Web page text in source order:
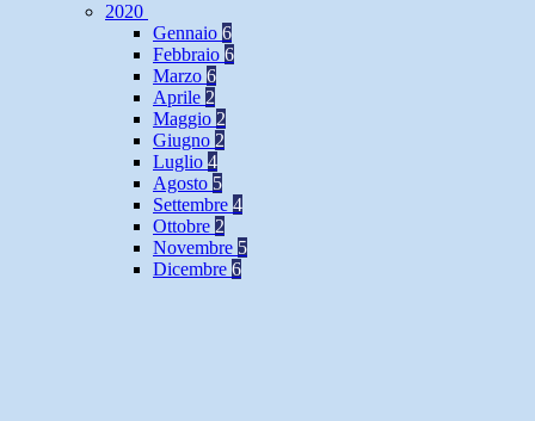
2020
Gennaio 6
Febbraio 6
Marzo 6
Aprile 2
Maggio 2
Giugno 2
Luglio 4
Agosto 5
Settembre 4
Ottobre 2
Novembre 5
Dicembre 6